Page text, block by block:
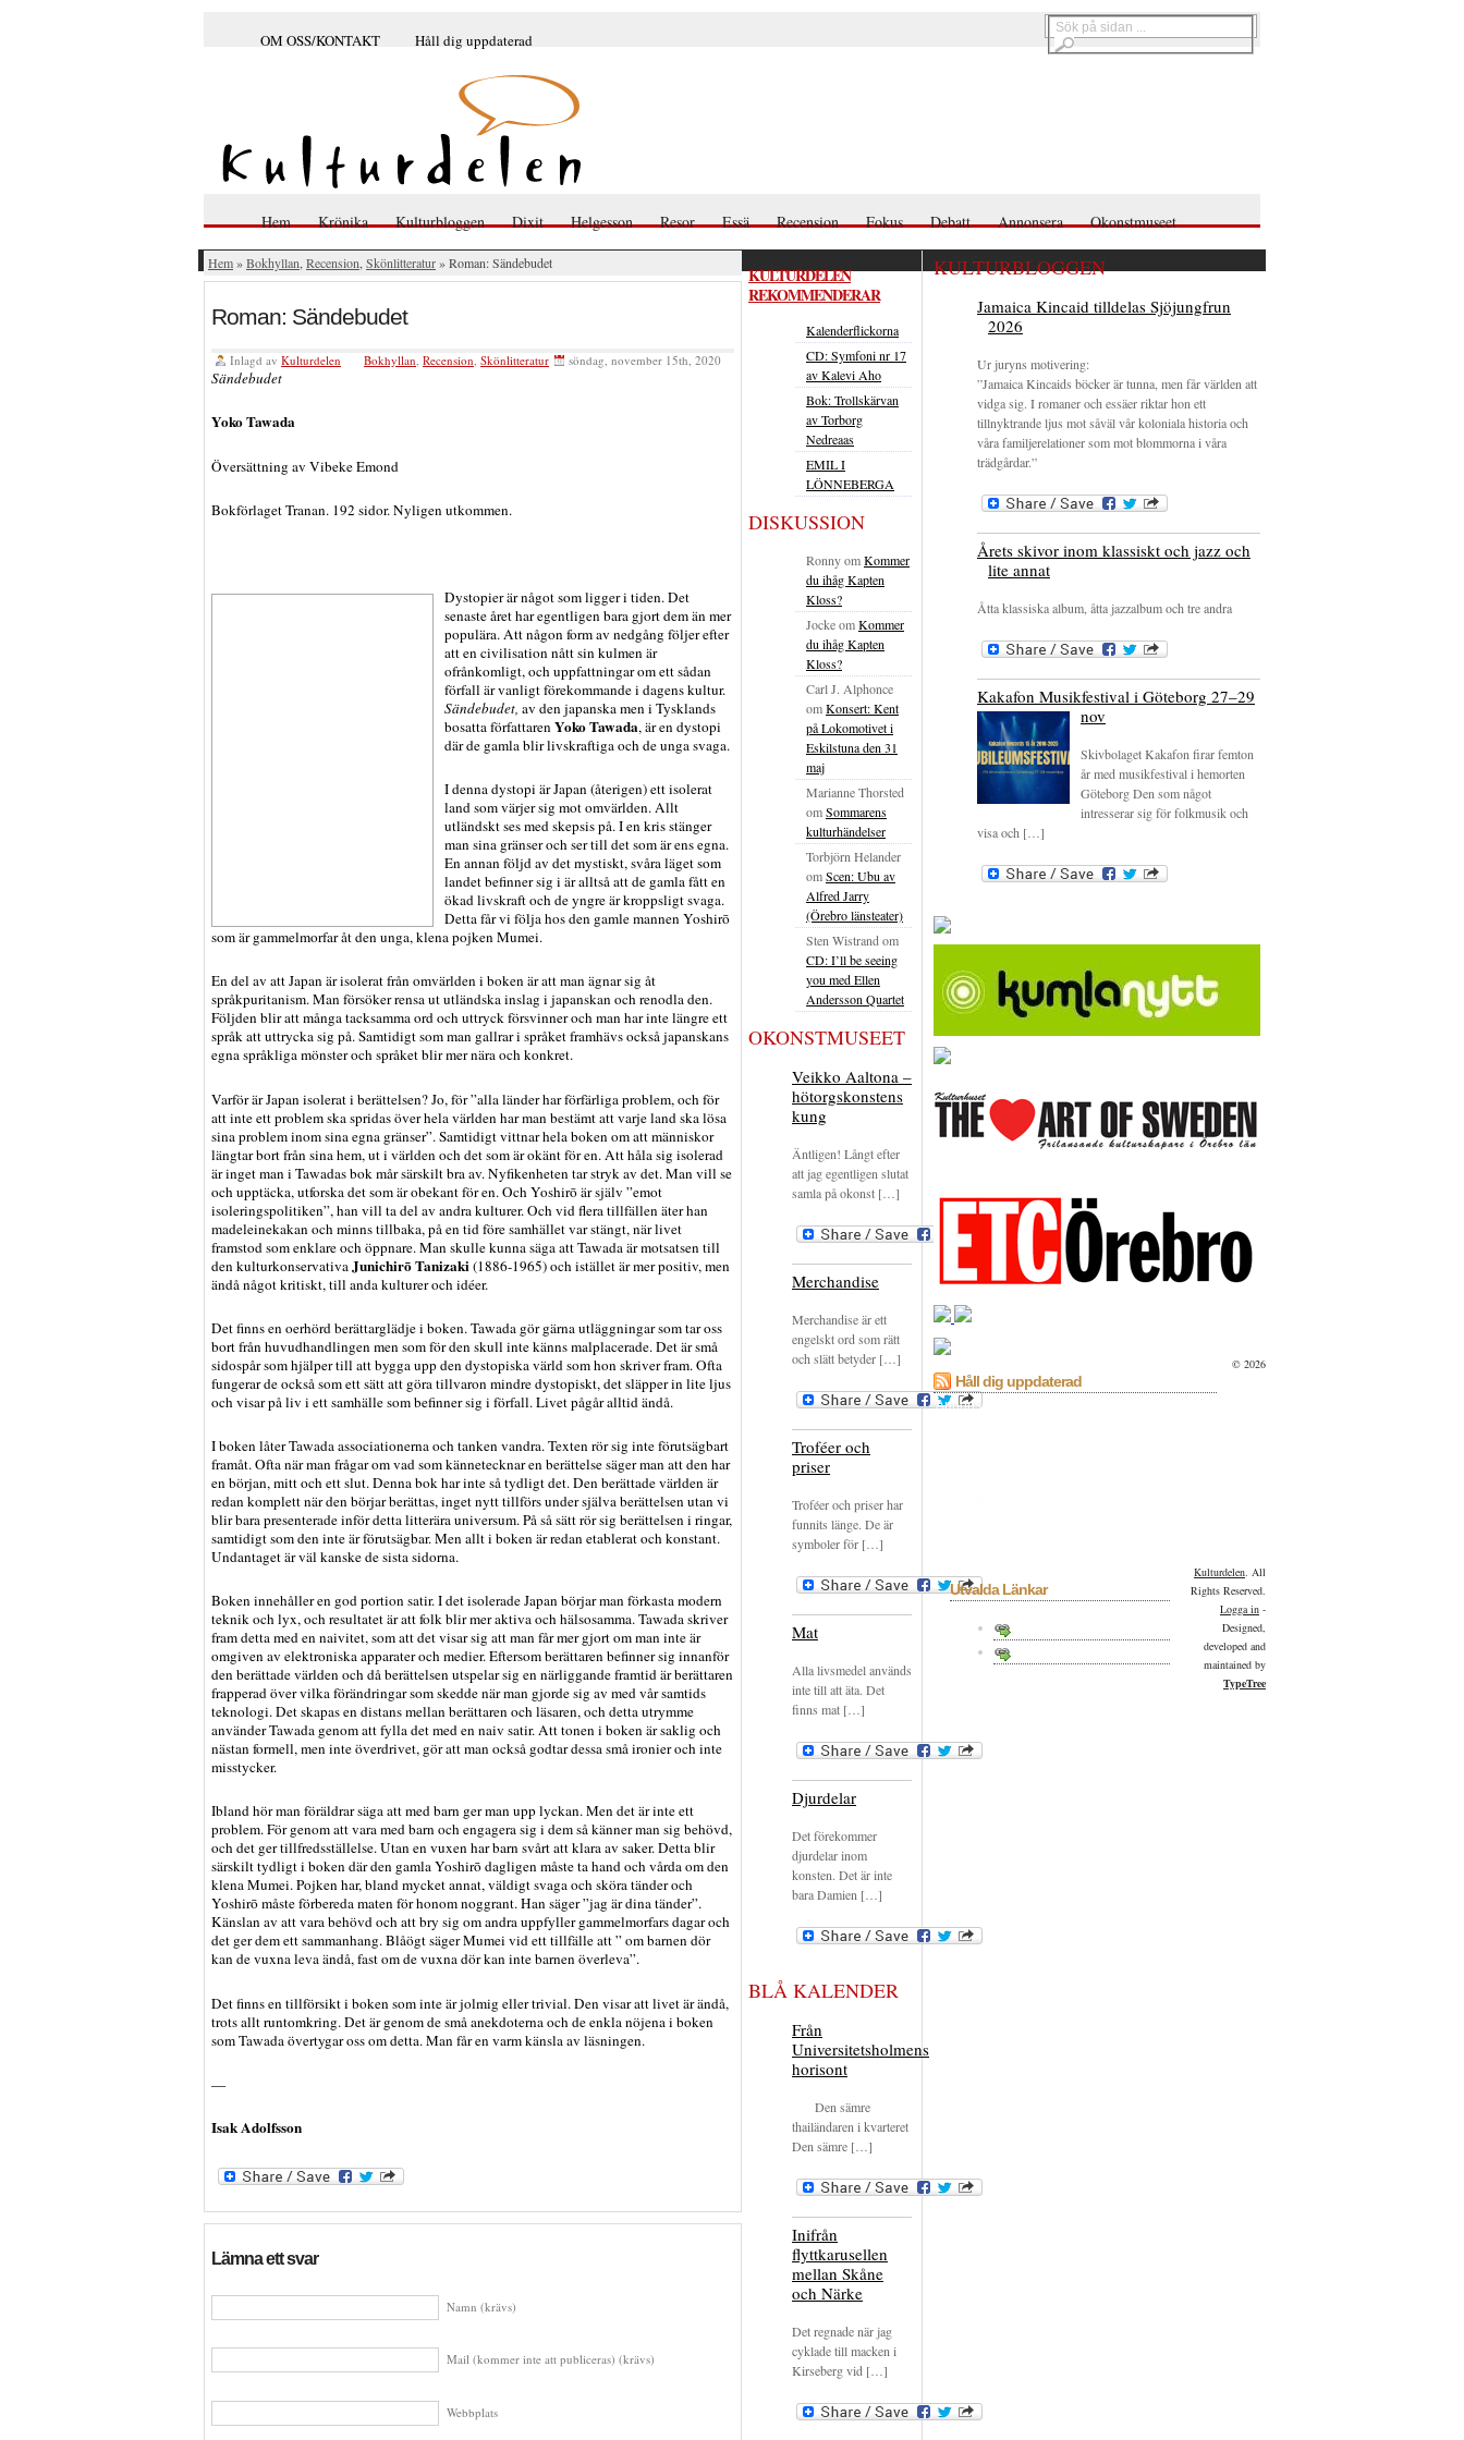
OM OSS/KONTAKT Håll dig uppdaterad
Hem Krönika Kulturbloggen Dixit Helgesson Resor Essä Recension Fokus Debatt Annonsera Okonstmuseet
Hem»Bokhyllan Recension Skönlitteratur» Roman: Sändebudet
Roman: Sändebudet
Inlagd av Kulturdelen Bokhyllan, Recension, Skönlitteratur söndag, november 15th, 2020
Sändebudet
Yoko Tawada
Översättning av Vibeke Emond
Bokförlaget Tranan. 192 sidor. Nyligen utkommen.
Dystopier är något som ligger i tiden. Det
senaste året har egentligen bara gjort dem än mer
populära. Att någon form av nedgång följer efter
att en civilisation nått sin kulmen är
ofrånkomligt, och uppfattningar om ett sådan
förfall är vanligt förekommande i dagens kultur.
Sändebudet, av den japanska men i Tysklands
bosatta författarenYoko Tawada, är en dystopi
där de gamla blir livskraftiga och de unga svaga.
I denna dystopi är Japan (återigen) ett isolerat
land som värjer sig mot omvärlden. Allt
utländskt ses med skepsis på. I en kris stänger
man sina gränser och ser till det som är ens egna.
En annan följd av det mystiskt, svåra läget som
landet befinner sig i är alltså att de gamla fått en
ökad livskraft och de yngre är kroppsligt svaga.
Detta får vi följa hos den gamle mannen Yoshirō
som är gammelmorfar åt den unga, klena pojken Mumei.
En del av att Japan är isolerat från omvärlden i boken är att man ägnar sig åt
språkpuritanism. Man försöker rensa ut utländska inslag i japanskan och renodla den.
Följden blir att många tacksamma ord och uttryck försvinner och man har inte längre ett
språk att uttrycka sig på. Samtidigt som man gallrar i språket framhävs också japanskans
egna språkliga mönster och språket blir mer nära och konkret.
Varför är Japan isolerat i berättelsen? Jo, för ”alla länder har förfärliga problem, och för
att inte ett problem ska spridas över hela världen har man bestämt att varje land ska lösa
sina problem inom sina egna gränser”. Samtidigt vittnar hela boken om att människor
längtar bort från sina hem, ut i världen och det som är okänt för en. Att håla sig isolerad
är inget man i Tawadas bok mår särskilt bra av. Nyfikenheten tar stryk av det. Man vill se
och upptäcka, utforska det som är obekant för en. Och Yoshirō är själv ”emot
isoleringspolitiken”, han vill ta del av andra kulturer. Och vid flera tillfällen äter han
madeleinekakan och minns tillbaka, på en tid före samhället var stängt, när livet
framstod som enklare och öppnare. Man skulle kunna säga att Tawada är motsatsen till
den kulturkonservativaJunichirō Tanizaki(1886-1965) och istället är mer positiv, men
ändå något kritiskt, till anda kulturer och idéer.
Det finns en oerhörd berättarglädje i boken. Tawada gör gärna utläggningar som tar oss
bort från huvudhandlingen men som för den skull inte känns malplacerade. Det är små
sidospår som hjälper till att bygga upp den dystopiska värld som hon skriver fram. Ofta
fungerar de också som ett sätt att göra tillvaron mindre dystopiskt, det släpper in lite ljus
och visar på liv i ett samhälle som befinner sig i förfall. Livet pågår alltid ändå.
I boken låter Tawada associationerna och tanken vandra. Texten rör sig inte förutsägbart
framåt. Ofta när man frågar om vad som kännetecknar en berättelse säger man att den har
en början, mitt och ett slut. Denna bok har inte så tydligt det. Den berättade världen är
redan komplett när den börjar berättas, inget nytt tillförs under själva berättelsen utan vi
blir bara presenterade inför detta litterära universum. På så sätt rör sig berättelsen i ringar,
samtidigt som den inte är förutsägbar. Men allt i boken är redan etablerat och konstant.
Undantaget är väl kanske de sista sidorna.
Boken innehåller en god portion satir. I det isolerade Japan börjar man förkasta modern
teknik och lyx, och resultatet är att folk blir mer aktiva och hälsosamma. Tawada skriver
fram detta med en naivitet, som att det visar sig att man får mer gjort om man inte är
omgiven av elektroniska apparater och medier. Eftersom berättaren befinner sig innanför
den berättade världen och då berättelsen utspelar sig en närliggande framtid är berättaren
frapperad över vilka förändringar som skedde när man gjorde sig av med vår samtids
teknologi. Det skapas en distans mellan berättaren och läsaren, och detta utrymme
använder Tawada genom att fylla det med en naiv satir. Att tonen i boken är saklig och
nästan formell, men inte överdrivet, gör att man också godtar dessa små ironier och inte
misstycker.
Ibland hör man föräldrar säga att med barn ger man upp lyckan. Men det är inte ett
problem. För genom att vara med barn och engagera sig i dem så känner man sig behövd,
och det ger tillfredsställelse. Utan en vuxen har barn svårt att klara av saker. Detta blir
särskilt tydligt i boken där den gamla Yoshirō dagligen måste ta hand och vårda om den
klena Mumei. Pojken har, bland mycket annat, väldigt svaga och sköra tänder och
Yoshirō måste förbereda maten för honom noggrant. Han säger ”jag är dina tänder”.
Känslan av att vara behövd och att bry sig om andra uppfyller gammelmorfars dagar och
det ger dem ett sammanhang. Blåögt säger Mumei vid ett tillfälle att ” om barnen dör
kan de vuxna leva ändå, fast om de vuxna dör kan inte barnen överleva”.
Det finns en tillförsikt i boken som inte är jolmig eller trivial. Den visar att livet är ändå,
trots allt runtomkring. Det är genom de små anekdoterna och de enkla nöjena i boken
som Tawada övertygar oss om detta. Man får en varm känsla av läsningen.
—
Isak Adolfsson
Lämna ett svar
Namn (krävs)
Mail (kommer inte att publiceras) (krävs)
Webbplats
KULTURDELEN
REKOMMENDERAR
Kalenderflickorna
CD: Symfoni nr 17
av Kalevi Aho
Bok: Trollskärvan
av Torborg
Nedreaas
EMIL I
LÖNNEBERGA
DISKUSSION
RonnyomKommer
du ihåg Kapten
Kloss?
JockeomKommer
du ihåg Kapten
Kloss?
Carl J. Alphonce
omKonsert: Kent
på Lokomotivet i
Eskilstuna den 31
maj
Marianne Thorsted
omSommarens
kulturhändelser
Torbjörn Helander
omScen: Ubu av
Alfred Jarry
(Örebro länsteater)
Sten Wistrand om
CD: I’ll be seeing
you med Ellen
Andersson Quartet
OKONSTMUSEET
Veikko Aaltona –
hötorgskonstens
kung
Äntligen! Långt efter
att jag egentligen slutat
samla på okonst […]
Merchandise
Merchandise är ett
engelskt ord som rätt
och slätt betyder […]
Troféer och
priser
Troféer och priser har
funnits länge. De är
symboler för […]
Mat
Alla livsmedel används
inte till att äta. Det
finns mat […]
Djurdelar
Det förekommer
djurdelar inom
konsten. Det är inte
bara Damien […]
BLÅ KALENDER
Från
Universitetsholmens
horisont
Den sämre
thailändaren i kvarteret
Den sämre […]
Inifrån
flyttkarusellen
mellan Skåne
och Närke
Det regnade när jag
cyklade till macken i
Kirseberg vid […]
KULTURBLOGGEN
Jamaica Kincaid tilldelas Sjöjungfrun
2026
Ur juryns motivering:
”Jamaica Kincaids böcker är tunna, men får världen att
vidga sig. I romaner och essäer riktar hon ett
tillnyktrande ljus mot såväl vår koloniala historia och
våra familjerelationer som mot blommorna i våra
trädgårdar.”
Årets skivor inom klassiskt och jazz och
lite annat
Åtta klassiska album, åtta jazzalbum och tre andra
Kakafon Musikfestival i Göteborg 27–29
nov
Skivbolaget Kakafon firar femton
år med musikfestival i hemorten
Göteborg Den som något
intresserar sig för folkmusik och
visa och […]
Håll dig uppdaterad
Annonsera
Utvalda Länkar
© 2026
Kulturdelen. All
Rights Reserved.
Logga in -
Designed,
developed and
maintained by
TypeTree